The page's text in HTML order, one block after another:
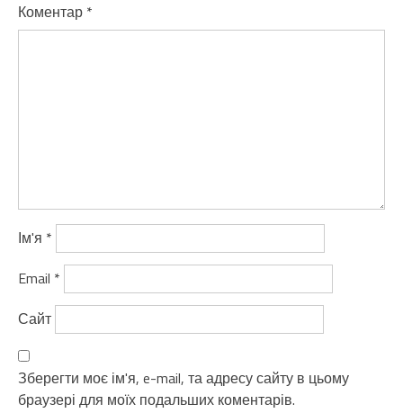
Коментар *
Ім'я *
Email *
Сайт
Зберегти моє ім'я, e-mail, та адресу сайту в цьому
браузері для моїх подальших коментарів.